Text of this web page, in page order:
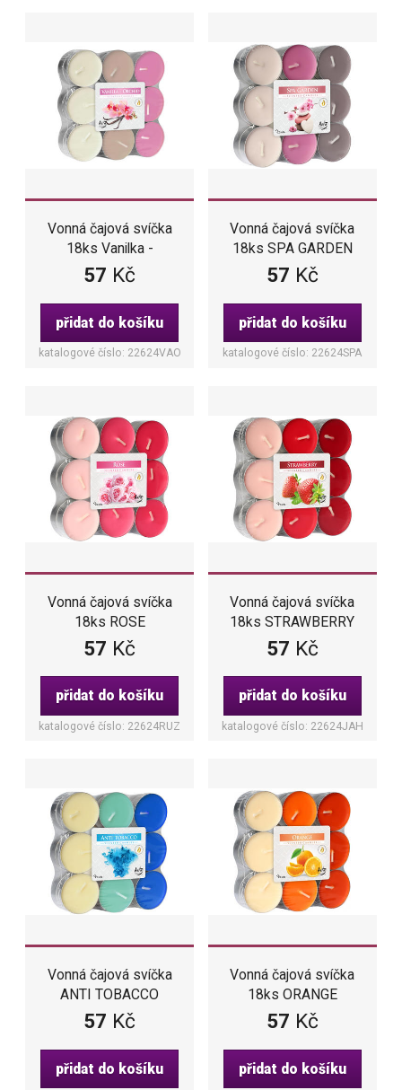
Vonná čajová svíčka
18ks Vanilka -
Orchidej
57 Kč
přidat do košíku
katalogové číslo: 22624VAO
Vonná čajová svíčka
18ks SPA GARDEN
57 Kč
přidat do košíku
katalogové číslo: 22624SPA
Vonná čajová svíčka
18ks ROSE
57 Kč
přidat do košíku
katalogové číslo: 22624RUZ
Vonná čajová svíčka
18ks STRAWBERRY
57 Kč
přidat do košíku
katalogové číslo: 22624JAH
Vonná čajová svíčka
ANTI TOBACCO
57 Kč
přidat do košíku
Vonná čajová svíčka
18ks ORANGE
(pomeranč)
57 Kč
přidat do košíku